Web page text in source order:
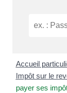
Accueil
Impôt sur le
payer ses